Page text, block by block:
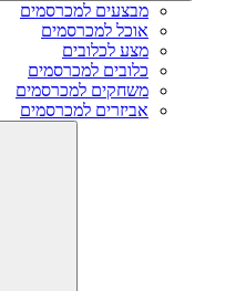
מבצעים למכרסמים
אוכל למכרסמים
מצע לכלובים
כלובים למכרסמים
משחקים למכרסמים
אביזרים למכרסמים